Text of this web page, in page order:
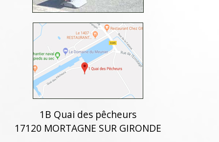
1B Quai des pêcheurs
17120 MORTAGNE SUR GIRONDE